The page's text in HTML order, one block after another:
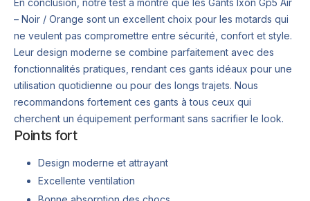
En conclusion, notre test a montré que les Gants Ixon Gp5 Air
– Noir / Orange sont un excellent choix pour les motards qui
ne veulent pas compromettre entre sécurité, confort et style.
Leur design moderne se combine parfaitement avec des
fonctionnalités pratiques, rendant ces gants idéaux pour une
utilisation quotidienne ou pour des longs trajets. Nous
recommandons fortement ces gants à tous ceux qui
cherchent un équipement performant sans sacrifier le look.
Points fort
Design moderne et attrayant
Excellente ventilation